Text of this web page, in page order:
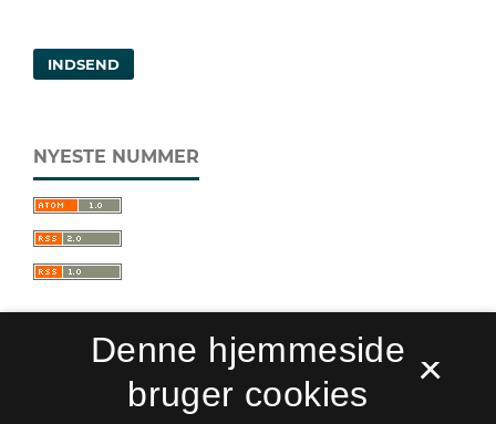
INDSEND
NYESTE NUMMER
Sprogforum. Tidsskrift for sprog- og
kulturpædagogik
×
Denne hjemmeside
bruger cookies